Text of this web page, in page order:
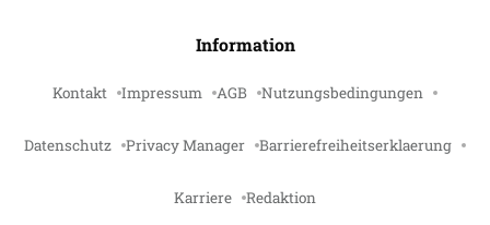
Information
Kontakt Impressum AGB Nutzungsbedingungen
Datenschutz Privacy Manager Barrierefreiheitserklaerung
Karriere Redaktion